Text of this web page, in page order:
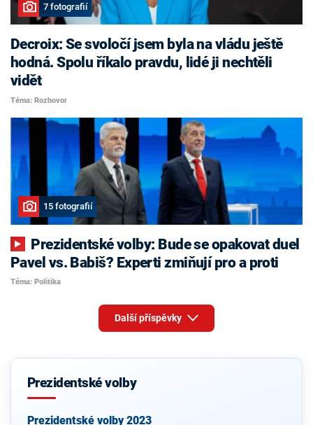
7 fotografií
Decroix: Se svoločí jsem byla na vládu ještě
hodná. Spolu říkalo pravdu, lidé ji nechtěli
vidět
Téma: Rozhovor
15 fotografií
Pavel vs. Babiš? Experti zmiňují pro a proti
Téma: Politika
Další příspěvky
Prezidentské volby
Prezidentské volby 2023